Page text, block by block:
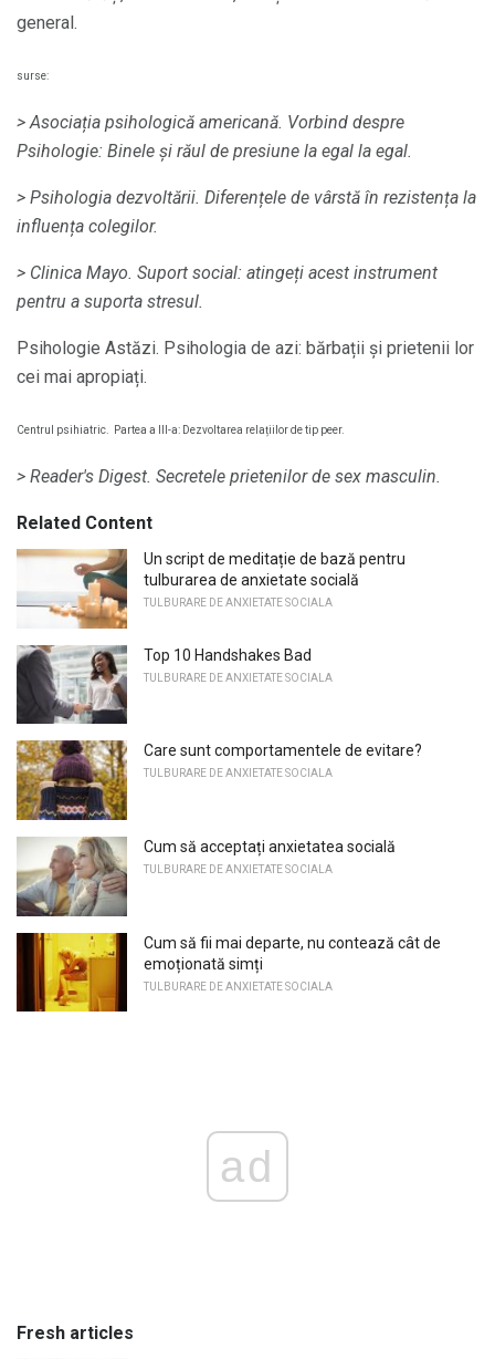
general.
surse:
> Asociația psihologică americană. Vorbind despre
Psihologie: Binele și răul de presiune la egal la egal.
> Psihologia dezvoltării. Diferențele de vârstă în rezistența la
influența colegilor.
> Clinica Mayo. Suport social: atingeți acest instrument
pentru a suporta stresul.
Psihologie Astăzi. Psihologia de azi: bărbații și prietenii lor
cei mai apropiați.
Centrul psihiatric. Partea a III-a: Dezvoltarea relațiilor de tip peer.
> Reader's Digest. Secretele prietenilor de sex masculin.
Related Content
Un script de meditație de bază pentru
tulburarea de anxietate socială
TULBURARE DE ANXIETATE SOCIALA
Top 10 Handshakes Bad
TULBURARE DE ANXIETATE SOCIALA
Care sunt comportamentele de evitare?
TULBURARE DE ANXIETATE SOCIALA
Cum să acceptați anxietatea socială
TULBURARE DE ANXIETATE SOCIALA
Cum să fii mai departe, nu contează cât de
emoționată simți
TULBURARE DE ANXIETATE SOCIALA
ad
Fresh articles